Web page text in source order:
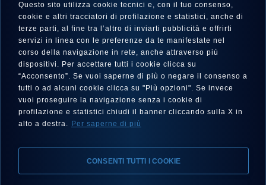
LANGUE
Français
SUIVEZ-NOUS SUR
Mentions Légales, Protection de la Vie Privée, Cookies
Questo sito utilizza cookie tecnici e, con il tuo consenso,
cookie e altri tracciatori di profilazione e statistici, anche di
terze parti, al fine tra l’altro di inviarti pubblicità e offrirti
servizi in linea con le preferenze da te manifestate nel
corso della navigazione in rete, anche attraverso più
dispositivi. Per accettare tutti i cookie clicca su
“Acconsento”. Se vuoi saperne di più o negare il consenso a
tutti o ad alcuni cookie clicca su "Più opzioni". Se invece
vuoi proseguire la navigazione senza i cookie di
profilazione e statistici chiudi il banner cliccando sulla X in
alto a destra. Per saperne di più
CONSENTI TUTTI I COOKIE